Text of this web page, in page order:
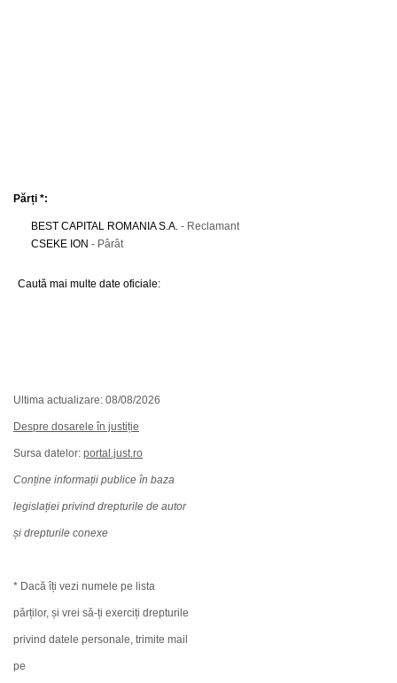
Părți *:
BEST CAPITAL ROMANIA S.A. - Reclamant
CSEKE ION - Pârât
Caută mai multe date oficiale:
Ultima actualizare: 08/08/2026
Despre dosarele în justiție
Sursa datelor: portal.just.ro
Conține informații publice în baza
legislației privind drepturile de autor
și drepturile conexe
* Dacă îți vezi numele pe lista
părților, și vrei să-ți exerciți drepturile
privind datele personale, trimite mail
pe